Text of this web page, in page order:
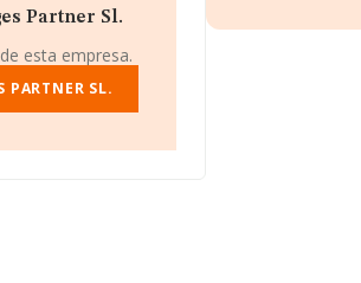
a los niveles de
la compañía se ha
del 190 al 273.
Wines And
que están más
pasando del
Partner Sl.
esta empresa.
PARTNER SL.